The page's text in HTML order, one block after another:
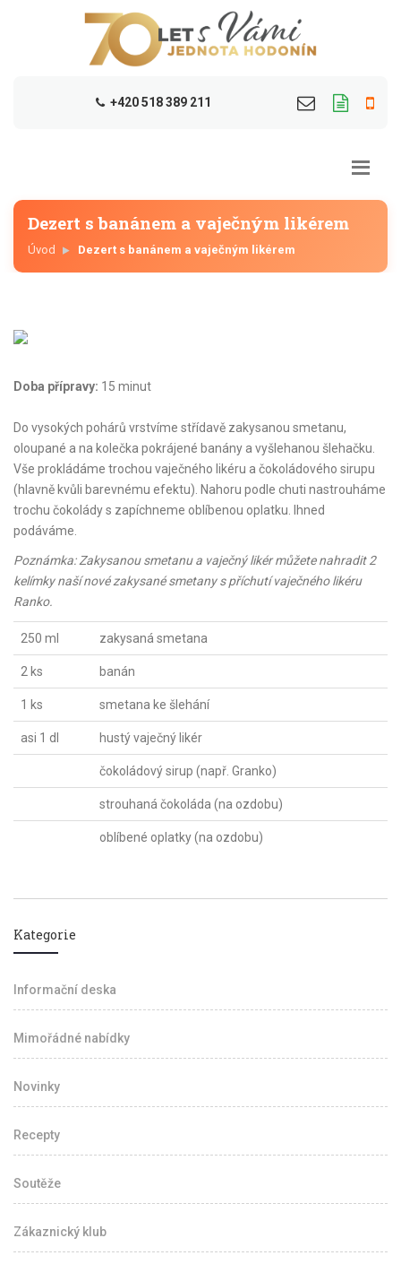
+420 518 389 211
Dezert s banánem a vaječným likérem
Úvod Dezert s banánem a vaječným likérem
Doba přípravy: 15 minut
Do vysokých pohárů vrstvíme střídavě zakysanou smetanu,
oloupané a na kolečka pokrájené banány a vyšlehanou šlehačku.
Vše prokládáme trochou vaječného likéru a čokoládového sirupu
(hlavně kvůli barevnému efektu). Nahoru podle chuti nastrouháme
trochu čokolády s zapíchneme oblíbenou oplatku. Ihned
podáváme.
Poznámka: Zakysanou smetanu a vaječný likér můžete nahradit 2
kelímky naší nové zakysané smetany s příchutí vaječného likéru
Ranko.
250 ml zakysaná smetana
2 ks banán
1 ks smetana ke šlehání
asi 1 dl hustý vaječný likér
čokoládový sirup (např. Granko)
strouhaná čokoláda (na ozdobu)
oblíbené oplatky (na ozdobu)
Kategorie
Informační deska
Mimořádné nabídky
Novinky
Recepty
Soutěže
Zákaznický klub